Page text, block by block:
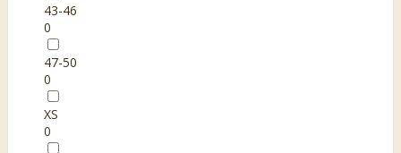
43-46
0
47-50
0
XS
0